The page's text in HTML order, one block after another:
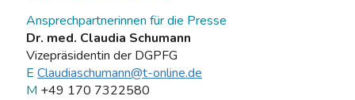
Ansprechpartnerinnen für die Presse
Dr. med. Claudia Schumann
Vizepräsidentin der DGPFG
E Claudiaschumann@t-online.de
M +49 170 7322580